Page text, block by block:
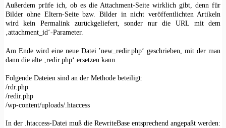
Außerdem prüfe ich, ob es die Attachment-Seite wirklich gibt, denn für
Bilder ohne Eltern-Seite bzw. Bilder in nicht veröffentlichten Artikeln
wird kein Permalink zurückgeliefert, sonder nur die URL mit dem
‚attachment_id‘-Parameter.
Am Ende wird eine neue Datei ’new_redir.php‘ geschrieben, mit der man
dann die alte ‚redir.php‘ ersetzen kann.
Folgende Dateien sind an der Methode beteiligt:
/rdr.php
/redir.php
/wp-content/uploads/.htaccess
In der .htaccess-Datei muß die RewriteBase entsprechend angepaßt werden: